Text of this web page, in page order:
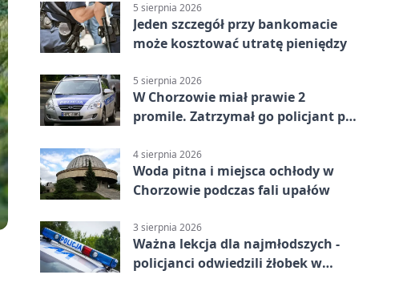
5 sierpnia 2026
Jeden szczegół przy bankomacie
może kosztować utratę pieniędzy
5 sierpnia 2026
W Chorzowie miał prawie 2
promile. Zatrzymał go policjant po
4 sierpnia 2026
Woda pitna i miejsca ochłody w
Chorzowie podczas fali upałów
3 sierpnia 2026
Ważna lekcja dla najmłodszych -
policjanci odwiedzili żłobek w